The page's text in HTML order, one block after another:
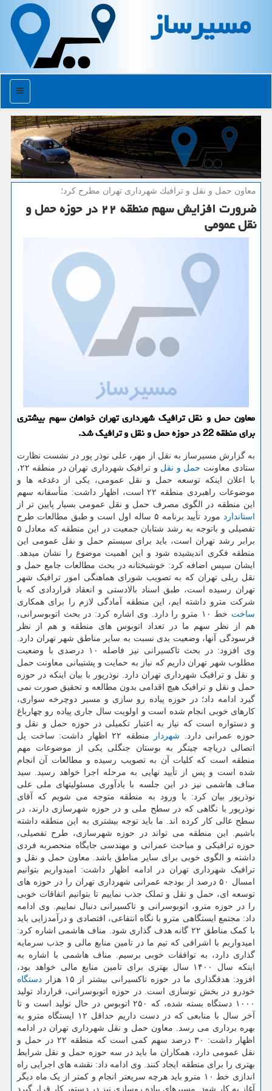
مسیرساز
منو
معاون حمل و نقل و ترافیك شهرداری تهران مطرح كرد؛
ضرورت افزایش سهم منطقه ۲۲ در حوزه حمل و
نقل عمومی
معاون حمل و نقل ترافیك شهرداری تهران خواهان سهم بیشتری
برای منطقه 22 در حوزه حمل و نقل و ترافیك شد.
به گزارش مسیرساز به نقل از مهر، علی نوذر پور در نشست نظارت
ستادی معاونت حمل و نقل
و ترافیک شهرداری تهران در منطقه ۲۲،
با اعلان اینکه توسعه حمل و نقل عمومی، یکی از دغدغه ها و
موضوعات راهبردی منطقه ۲۲ است، اظهار داشت: متأسفانه سهم
این منطقه در الگوی مصرف حمل و نقل عمومی بسیار پایین تر از
استاندارد
مورد تأیید برنامه ۵ ساله اول است و طبق مطالعات طرح
تفصیلی و باتوجه به رشد شتابان جمعیت در این منطقه که معادل ۵
برابر رشد تهران است، باید برای سیستم حمل و نقل عمومی این
منطقه فکری اندیشیده شود و این اهمیت موضوع را نشان میدهد.
ایشان سپس اضافه کرد: خوشبختانه در بحث مطالعات جامع حمل و
نقل ریلی تهران که به تصویب شورای هماهنگی امور ترافیک شهر
تهران رسیده است، طبق اسناد بالادستی و انعقاد قراردادی که با
شرکت مترو داشته ایم، این منطقه آمادگی لازم را برای همکاری
ساخت
خط ۱۰ مترو را دارد. وی اشاره کرد: در بحث اتوبوسرانی،
هم از نظر سهم ما در تعداد اتوبوس های منطقه و هم از نظر
فرسودگی آنها، وضعیت بدی نسبت به سایر مناطق شهر تهران دارد.
وی افزود: در بحث تاکسیرانی نیز فاصله ۱۰ درصدی با وضعیت
مطلوب شهر تهران داریم که نیاز به حمایت و پشتیبانی معاونت حمل
و نقل و ترافیک شهرداری تهران دارد. نوذرپور با بیان اینکه در حوزه
حمل و نقل و ترافیک هیچ اقدامی بدون مطالعه و تحقیق صورت نمی
گیرد ادامه داد؛ در حوزه پیاده رو سازی و مسیر دوچرخه سواری،
کارهای خوبی انجام شده است و اولویت سال جاری پیاده رو چهارباغ
و دستواره است که نیاز به اعتبار تکمیلی در حوزه حمل و نقل و
حوزه عمرانی دارد. شهردار
منطقه ۲۲ اظهار داشت: ساخت پل
اتصالی دریاچه چیتگر به بوستان جنگلی یکی از موضوعات مهم
منطقه است که کلیات آن به تصویب رسیده و مطالعات آن انجام
شده است و پس از تأیید نهایی به مرحله اجرا خواهد رسید. سید
مناف هاشمی نیز در این جلسه با یادآوری مسئولیتهای ملی علی
نوذرپور بیان کرد: با ورود به منطقه متوجه می شویم که آقای
نوذرپور با نگاهی که در سطح ملی و در حوزه شهرسازی دارند، در
سطح عالی کار کرده اند. ما باید توجه بیشتری به این منطقه داشته
باشیم. این منطقه می تواند در حوزه شهرسازی، طرح تفصیلی،
حوزه ترافیکی و مباحث عمرانی و مهندسی جایگاه منحصربه فردی
داشته و الگوی خوبی برای سایر مناطق باشد. معاون حمل و نقل و
ترافیک شهرداری تهران در ادامه اظهار داشت: امیدواریم بتوانیم
امسال ۵۰ درصد از بودجه عمرانی شهرداری تهران را در حوزه های
توسعه ای، حمل و نقل و تملک جذب نماییم تا بتوانیم اتفاقات خوبی
را در حوزه مترو، اتوبوسرانی و تاکسیرانی دنبال نماییم. وی ادامه
داد: مجتمع ایستگاهی مترو با نگاه انتفاعی، اقتصادی و درآمدزایی باید
با کمک مناطق ۲۲ گانه هدف گذاری شود. مناف هاشمی اشاره کرد:
امیدواریم با اشرافی که تیم ما در تامین منابع مالی و جذب سرمایه
گذاری دارد، به توافقات خوبی برسیم. مناف هاشمی با اشاره به
اینکه سال ۱۴۰۰ سال بهتری برای تامین منابع مالی خواهد بود،
افزود: هدفگذاری ما در حوزه تاکسیرانی بیشتر از ۱۵ هزار
دستگاه
خودرو در بخش نوسازی است. در حوزه اتوبوسرانی، قرارداد تولید
۱۰۰۰ دستگاه بسته شده، که ۲۵۰ اتوبوس در حال تولید است و تا
آخر سال با منابعی که در دست داریم حداقل ۱۲ ایستگاه مترو به
بهره برداری می رسد. معاون حمل و نقل شهرداری تهران در ادامه
اظهار داشت: ۳۰ درصد سهم کمی است که منطقه ۲۲ در حمل و
نقل عمومی دارد، همکاران ما باید در سه حوزه حمل و نقل شرایط
بهتری را برای منطقه ایجاد کنند. وی ادامه داد: نقشه های اجرایی راه
اندازی خط ۱۰ مترو باید هرچه سریعتر انجام و کمتر از یک ماه دیگر
آغاز به کار شود. مسیرهای پیاده روسازی نیز در دستور کار قرار گیرد